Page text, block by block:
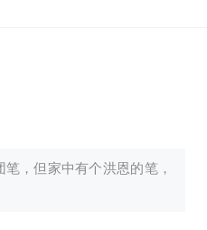
笔，但家中有个洪恩的笔，